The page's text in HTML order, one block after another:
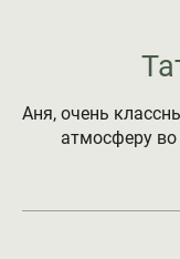
Аня, очень
атмосферу